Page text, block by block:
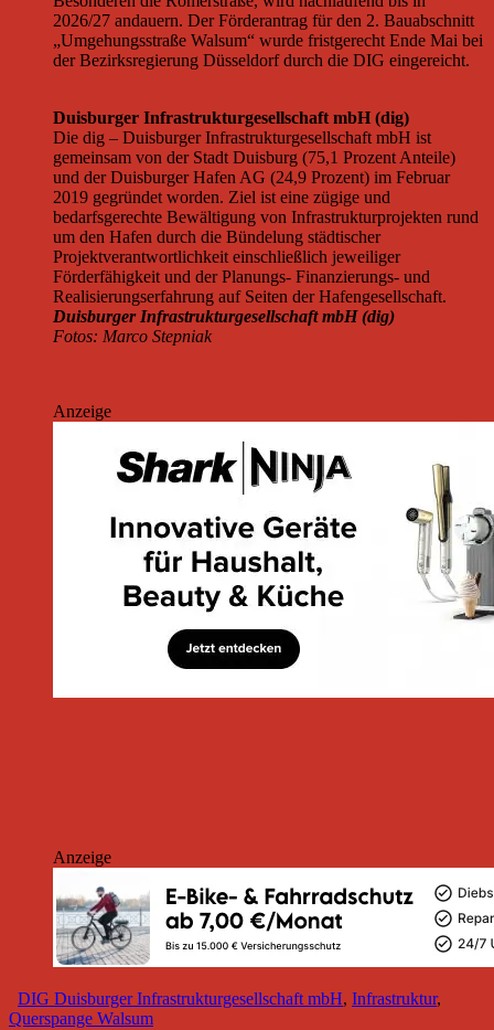
2026/27 andauern. Der Förderantrag für den 2. Bauabschnitt
„Umgehungsstraße Walsum“ wurde fristgerecht Ende Mai bei
der Bezirksregierung Düsseldorf durch die DIG eingereicht.
Duisburger Infrastrukturgesellschaft mbH (dig)
Die dig – Duisburger Infrastrukturgesellschaft mbH ist
gemeinsam von der Stadt Duisburg (75,1 Prozent Anteile)
und der Duisburger Hafen AG (24,9 Prozent) im Februar
2019 gegründet worden. Ziel ist eine zügige und
bedarfsgerechte Bewältigung von Infrastrukturprojekten rund
um den Hafen durch die Bündelung städtischer
Projektverantwortlichkeit einschließlich jeweiliger
Förderfähigkeit und der Planungs- Finanzierungs- und
Realisierungserfahrung auf Seiten der Hafengesellschaft.
Duisburger Infrastrukturgesellschaft mbH (dig)
Fotos: Marco Stepniak
Anzeige
Anzeige
DIG Duisburger Infrastrukturgesellschaft mbH, Infrastruktur,
Querspange Walsum